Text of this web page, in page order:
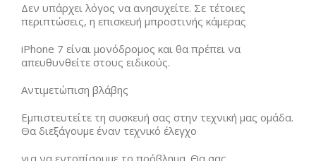
Δεν υπάρχει λόγος να ανησυχείτε. Σε τέτοιες
περιπτώσεις, η επισκευή μπροστινής κάμερας
iPhone 7 είναι μονόδρομος και θα πρέπει να
απευθυνθείτε στους ειδικούς.
Αντιμετώπιση βλάβης
Εμπιστευτείτε τη συσκευή σας στην τεχνική μας ομάδα.
Θα διεξάγουμε έναν τεχνικό έλεγχο
για να εντοπίσουμε το πρόβλημα. Θα σας